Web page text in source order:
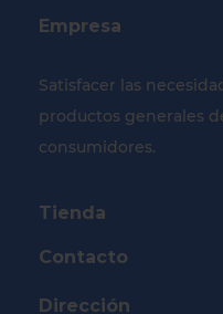
Empresa
Satisfacer las
productos generales
consumidores.
Tienda
Contacto
Dirección